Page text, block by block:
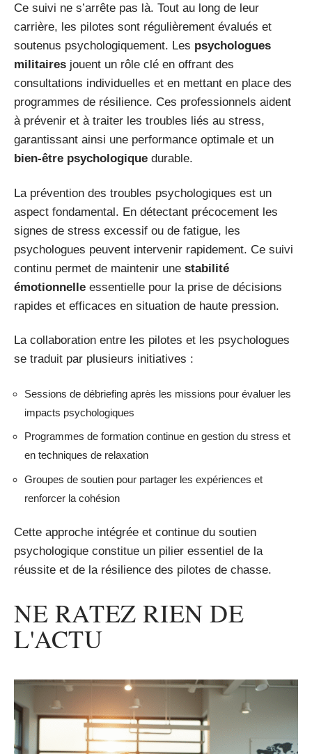
Ce suivi ne s’arrête pas là. Tout au long de leur
carrière, les pilotes sont régulièrement évalués et
soutenus psychologiquement. Les psychologues
militaires jouent un rôle clé en offrant des
consultations individuelles et en mettant en place des
programmes de résilience. Ces professionnels aident
à prévenir et à traiter les troubles liés au stress,
garantissant ainsi une performance optimale et un
bien-être psychologique durable.
La prévention des troubles psychologiques est un
aspect fondamental. En détectant précocement les
signes de stress excessif ou de fatigue, les
psychologues peuvent intervenir rapidement. Ce suivi
continu permet de maintenir une stabilité
émotionnelle essentielle pour la prise de décisions
rapides et efficaces en situation de haute pression.
La collaboration entre les pilotes et les psychologues
se traduit par plusieurs initiatives :
Sessions de débriefing après les missions pour évaluer les
impacts psychologiques
Programmes de formation continue en gestion du stress et
en techniques de relaxation
Groupes de soutien pour partager les expériences et
renforcer la cohésion
Cette approche intégrée et continue du soutien
psychologique constitue un pilier essentiel de la
réussite et de la résilience des pilotes de chasse.
NE RATEZ RIEN DE
L'ACTU